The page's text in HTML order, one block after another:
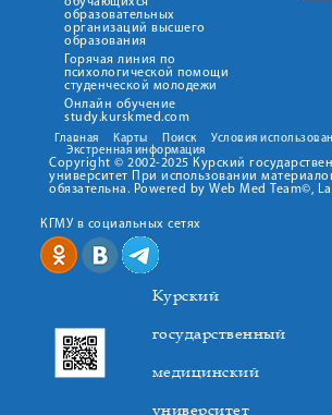
образовательных
организаций высшего
образования
Горячая линия по
психологической помощи
студенческой молодежи
Онлайн обучение
study.kurskmed.com
Главная Карты Поиск
Условия
Экстренная информация
Copyright © 2002-2025 Курский
университет При использовании
обязательна. Powered by Web Med Team©,
КГМУ в социальных сетях
Курский
государственный
медицинский
университет